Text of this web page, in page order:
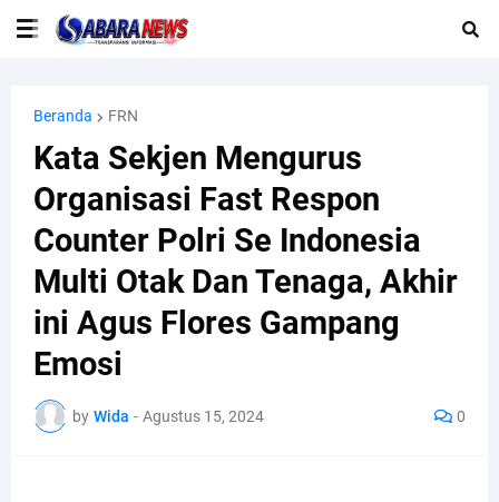
Beranda FRN
Kata Sekjen Mengurus
Organisasi Fast Respon
Counter Polri Se Indonesia
Multi Otak Dan Tenaga, Akhir
ini Agus Flores Gampang
Emosi
by Wida - Agustus 15, 2024 0